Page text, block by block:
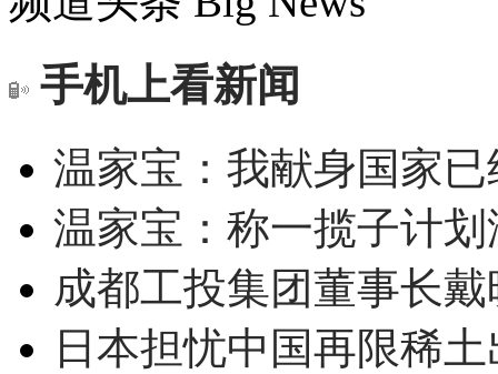
手机上看新闻
温家宝：我献身国家
温家宝：称一揽子计
成都工投集团董事长
日本担忧中国再限稀